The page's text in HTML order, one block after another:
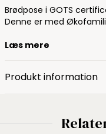
Brødpose i GOTS
Denne er med
Læs mere
Produkt information